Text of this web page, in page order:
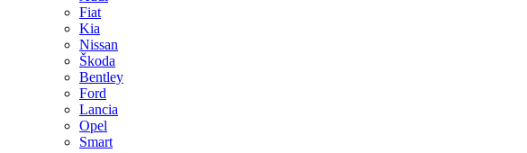
Fiat
Kia
Nissan
Škoda
Bentley
Ford
Lancia
Opel
Smart